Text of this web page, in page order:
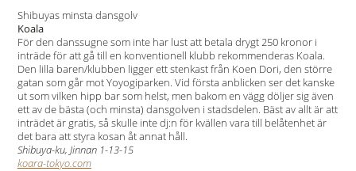
Shibuyas minsta dansgolv
Koala
För den danssugne som inte har lust att betala drygt 250 kronor i
inträde för att gå till en konventionell klubb rekommenderas Koala.
Den lilla baren/klubben ligger ett stenkast från Koen Dori, den större
gatan som går mot Yoyogiparken. Vid första anblicken ser det kanske
ut som vilken hipp bar som helst, men bakom en vägg döljer sig även
ett av de bästa (och minsta) dansgolven i stadsdelen. Bäst av allt är att
inträdet är gratis, så skulle inte dj:n för kvällen vara till belåtenhet är
det bara att styra kosan åt annat håll.
Shibuya-ku, Jinnan 1-13-15
koara-tokyo.com